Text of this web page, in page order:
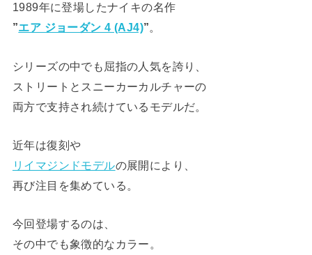
1989年に登場したナイキの名作
”エア ジョーダン 4 (AJ4)”。
シリーズの中でも屈指の人気を誇り、
ストリートとスニーカーカルチャーの
両方で支持され続けているモデルだ。
近年は復刻や
リイマジンドモデルの展開により、
再び注目を集めている。
今回登場するのは、
その中でも象徴的なカラー。